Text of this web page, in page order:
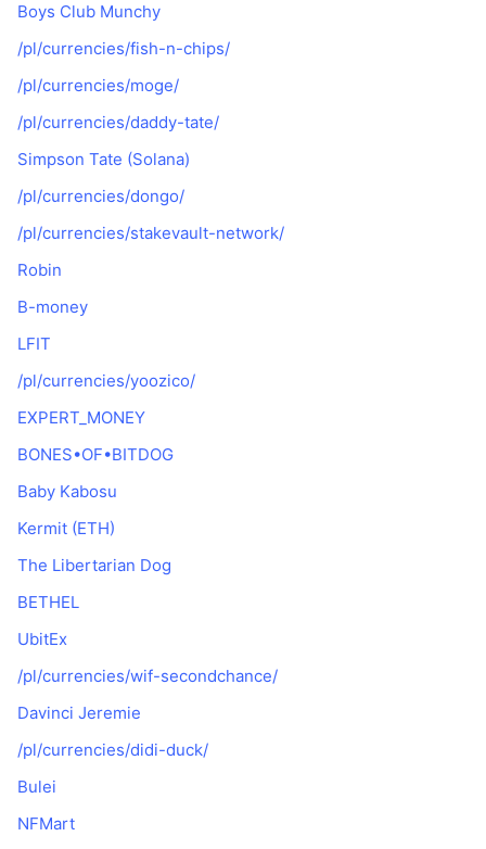
Boys Club Munchy
/pl/currencies/fish-n-chips/
/pl/currencies/moge/
/pl/currencies/daddy-tate/
Simpson Tate (Solana)
/pl/currencies/dongo/
/pl/currencies/stakevault-network/
Robin
B-money
LFIT
/pl/currencies/yoozico/
EXPERT_MONEY
BONES•OF•BITDOG
Baby Kabosu
Kermit (ETH)
The Libertarian Dog
BETHEL
UbitEx
/pl/currencies/wif-secondchance/
Davinci Jeremie
/pl/currencies/didi-duck/
Bulei
NFMart